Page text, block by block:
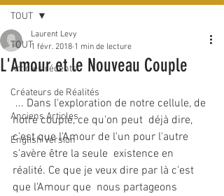
TOUT
Articles récents
Créateurs de Réalités
Anciens Articles
English Version
TOUT
L'Amour et le Nouveau Couple
Laurent Levy
1 févr. 2018 1 min de lecture
notre couple, ce qu'on peut  déjà dire,
c'est que l'Amour de l'un pour l'autre
s'avère être la seule  existence en
réalité. Ce que je veux dire par là c'est
que l'Amour que  nous partageons